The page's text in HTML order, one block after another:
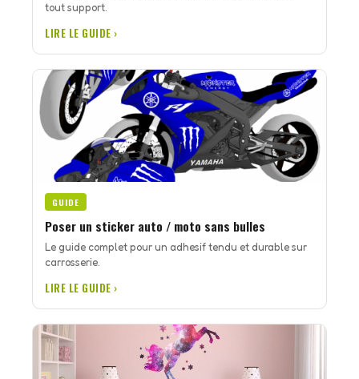
tout support.
LIRE LE GUIDE ›
GUIDE
Poser un sticker auto / moto sans bulles
Le guide complet pour un adhesif tendu et durable sur
carrosserie.
LIRE LE GUIDE ›